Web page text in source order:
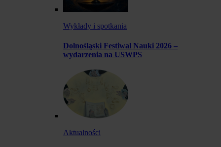
Wykłady i spotkania
Dolnośląski Festiwal Nauki 2026 –
wydarzenia na USWPS
Aktualności